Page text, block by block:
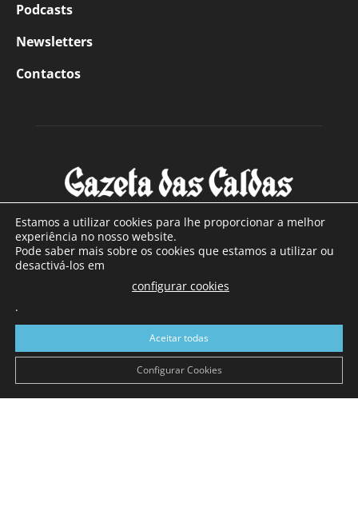
Podcasts
Newsletters
Contactos
SOBRE NÓS
Com sede nas Caldas da Rainha e mais de 90 anos de
a sul de distrito de Leiria, com mais de 40.000 leitores por
toda a região Oeste. Jornal com distribuição em Portugal
Continental e assinatura online.
Estamos a utilizar cookies para lhe proporcionar a melhor
experiência no nosso website.
Pode saber mais sobre os cookies que estamos a utilizar ou
desactivá-los em
configurar cookies
.
Aceitar todas
Configurar Cookies